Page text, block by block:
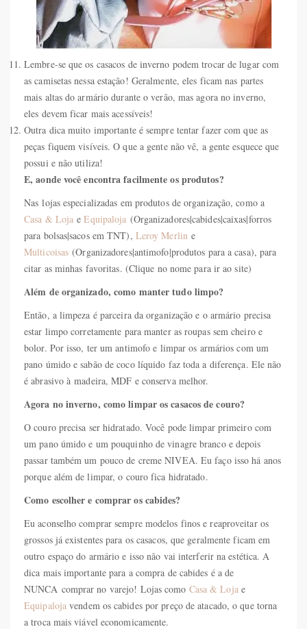
Lembre-se que os casacos de inverno podem trocar de lugar com
as camisetas nessa estação! Geralmente, eles ficam nas partes
mais altas do armário durante o verão, mas agora no inverno,
eles devem ficar mais acessíveis!
Outra dica muito importante é sempre tentar fazer com que as
peças fiquem visíveis. O que a gente não vê, a gente esquece que
possui e não utiliza!
E, aonde você encontra facilmente os produtos?
Nas lojas especializadas em produtos de organização, como a
Casa & Loja eEquipaloja (Organizadores|cabides|caixas|forros
para bolsas|sacos em TNT), Leroy Merlin e
Multicoisas (Organizadores|antimofo|produtos para a casa), para
citar as minhas favoritas. (Clique no nome para ir ao site)
Além de organizado, como manter tudo limpo?
Então, a limpeza é parceira da organização e o armário precisa
estar limpo corretamente para manter as roupas sem cheiro e
bolor. Por isso, ter um antimofo e limpar os armários com um
pano úmido e sabão de coco líquido faz toda a diferença. Ele não
é abrasivo à madeira, MDF e conserva melhor.
Agora no inverno, como limpar os casacos de couro?
O couro precisa ser hidratado. Você pode limpar primeiro com
um pano úmido e um pouquinho de vinagre branco e depois
passar também um pouco de creme NIVEA. Eu faço isso há anos
porque além de limpar, o couro fica hidratado.
Como escolher e comprar os cabides?
Eu aconselho comprar sempre modelos finos e reaproveitar os
grossos já existentes para os casacos, que geralmente ficam em
outro espaço do armário e isso não vai interferir na estética. A
dica mais importante para a compra de cabides é a de
NUNCA comprar no varejo! Lojas como Casa & Loja e
Equipaloja vendem os cabides por preço de atacado, o que torna
a troca mais viável economicamente.